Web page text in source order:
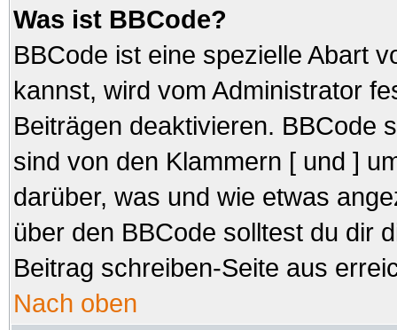
Was ist BBCode?
BBCode ist eine spezielle Abart
kannst, wird vom Administrator
Beiträgen deaktivieren. BBCode
sind von den Klammern [ und ]
darüber, was und wie etwas
über den BBCode solltest du dir
Beitrag schreiben-Seite aus
Nach oben